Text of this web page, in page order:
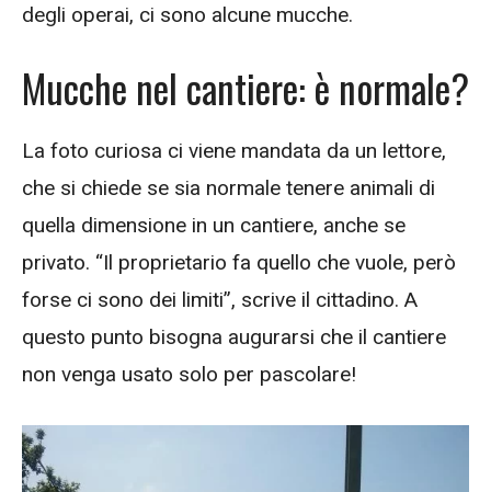
degli operai, ci sono alcune mucche.
Mucche nel cantiere: è normale?
La foto curiosa ci viene mandata da un lettore,
che si chiede se sia normale tenere animali di
quella dimensione in un cantiere, anche se
privato. “Il proprietario fa quello che vuole, però
forse ci sono dei limiti”, scrive il cittadino. A
questo punto bisogna augurarsi che il cantiere
non venga usato solo per pascolare!